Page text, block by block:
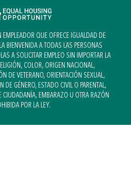
QUE OFRECE IGUALDAD DE
BIENVENIDA A TODAS LAS PERSONAS
A SOLICITAR EMPLEO SIN IMPORTAR LA
COLOR, ORIGEN NACIONAL,
DE VETERANO, ORIENTACIÓN SEXUAL,
DE GÉNERO, ESTADO CIVIL O PARENTAL,
CIUDADANÍA, EMBARAZO U OTRA RAZÓN
POR LA LEY.